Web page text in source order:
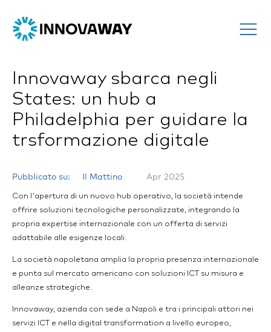
Innovaway sbarca negli
States: un hub a
Philadelphia per guidare la
trsformazione digitale
Pubblicato su: Il Mattino Apr 2025
Con l'apertura di un nuovo hub operativo, la società intende
offrire soluzioni tecnologiche personalizzate, integrando la
propria expertise internazionale con un offerta di servizi
adattabile alle esigenze locali.
La società napoletana amplia la propria presenza internazionale
e punta sul mercato americano con soluzioni ICT su misura e
alleanze strategiche.
Innovaway, azienda con sede a Napoli e tra i principali attori nei
servizi ICT e nella digital transformation a livello europeo,